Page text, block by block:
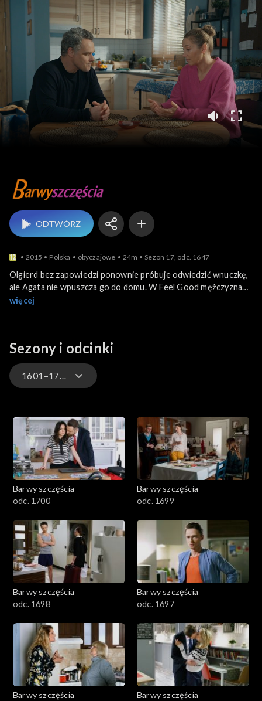
Barwy szczęścia
ODTWÓRZ
2015 Polska obyczajowe 24m Sezon 17, odc. 1647
Olgierd bez zapowiedzi ponownie próbuje odwiedzić wnuczkę,
ale Agata nie wpuszcza go do domu. W Feel Good mężczyzna
robi o to awanturę Hubertowi, a także oskarża Pyrkę, że nie
więcej
Sezony i odcinki
1601–1700
3201-3300
3101-3200
3001-3100
2901-3000
2801–2900
2701–2800
2501–2600
2401–2500
Barwy szczęścia
odc. 1700
Barwy szczęścia
odc. 1699
Barwy szczęścia
odc. 1698
Barwy szczęścia
odc. 1697
Barwy szczęścia
Barwy szczęścia